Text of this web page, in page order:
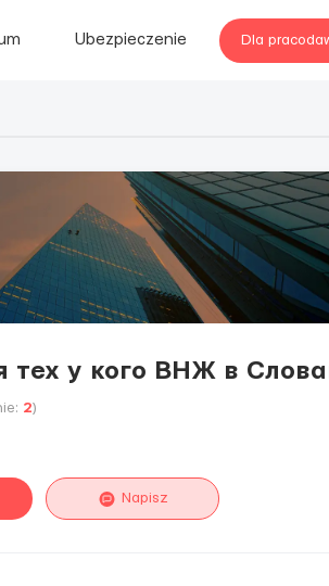
Ubezpieczenie Dla
тех у кого ВНЖ в
2)
Napisz